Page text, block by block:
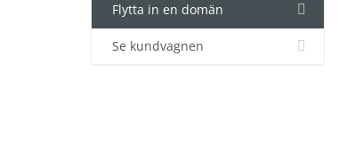
Flytta in en domän
Se kundvagnen